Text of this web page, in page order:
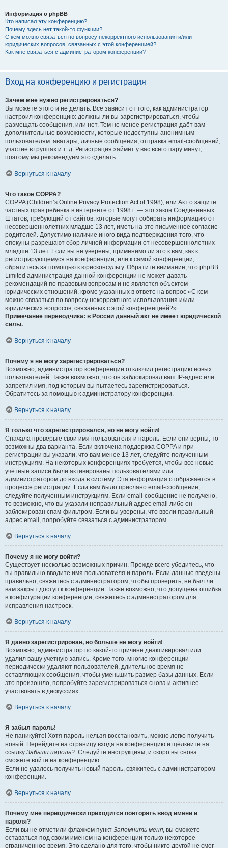
Информация о phpBB
Кто написал эту конференцию?
Почему здесь нет такой-то функции?
С кем можно связаться по вопросу некорректного использования и/или
юридических вопросов, связанных с этой конференцией?
Как мне связаться с администратором конференции?
Вход на конференцию и регистрация
Зачем мне нужно регистрироваться?
Вы можете этого и не делать. Всё зависит от того, как администратор
настроил конференцию: должны ли вы зарегистрироваться, чтобы
размещать сообщения, или нет. Тем не менее регистрация даёт вам
дополнительные возможности, которые недоступны анонимным
пользователям: аватары, личные сообщения, отправка email-сообщений,
участие в группах и т. д. Регистрация займёт у вас всего пару минут,
поэтому мы рекомендуем это сделать.
Вернуться к началу
Что такое COPPA?
COPPA (Children’s Online Privacy Protection Act of 1998), или Акт о защите
частных прав ребёнка в интернете от 1998 г. — это закон Соединённых
Штатов, требующий от сайтов, которые могут собирать информацию от
несовершеннолетних младше 13 лет, иметь на это письменное согласие
родителей. Допустимо наличие иного вида подтверждения того, что
опекуны разрешают сбор личной информации от несовершеннолетних
младше 13 лет. Если вы не уверены, применимо ли это к вам, как к
регистрирующемуся на конференции, или к самой конференции,
обратитесь за помощью к юрисконсульту. Обратите внимание, что phpBB
Limited администрация данной конференции не может давать
рекомендаций по правовым вопросам и не является объектом
юридических отношений, кроме указанных в ответе на вопрос «С кем
можно связаться по вопросу некорректного использования и/или
юридических вопросов, связанных с этой конференцией?».
Примечание переводчика: в России данный акт не имеет юридической
силы..
Вернуться к началу
Почему я не могу зарегистрироваться?
Возможно, администратор конференции отключил регистрацию новых
пользователей. Также возможно, что он заблокировал ваш IP-адрес или
запретил имя, под которым вы пытаетесь зарегистрироваться.
Обратитесь за помощью к администратору конференции.
Вернуться к началу
Я только что зарегистрировался, но не могу войти!
Сначала проверьте свои имя пользователя и пароль. Если они верны, то
возможны два варианта. Если включена поддержка COPPA и при
регистрации вы указали, что вам менее 13 лет, следуйте полученным
инструкциям. На некоторых конференциях требуется, чтобы все новые
учётные записи были активированы пользователями или
администратором до входа в систему. Эта информация отображается в
процессе регистрации. Если вам было прислано email-сообщение,
следуйте полученным инструкциям. Если email-сообщение не получено,
то возможно, что вы указали неправильный адрес email либо он
заблокирован спам-фильтром. Если вы уверены, что ввели правильный
адрес email, попробуйте связаться с администратором.
Вернуться к началу
Почему я не могу войти?
Существует несколько возможных причин. Прежде всего убедитесь, что
вы правильно вводите имя пользователя и пароль. Если данные введены
правильно, свяжитесь с администратором, чтобы проверить, не был ли
вам закрыт доступ к конференции. Также возможно, что допущена ошибка
в конфигурации конференции, свяжитесь с администратором для
исправления настроек.
Вернуться к началу
Я давно зарегистрирован, но больше не могу войти!
Возможно, администратор по какой-то причине деактивировал или
удалил вашу учётную запись. Кроме того, многие конференции
периодически удаляют пользователей, длительное время не
оставляющих сообщения, чтобы уменьшить размер базы данных. Если
это произошло, попробуйте зарегистрироваться снова и активнее
участвовать в дискуссиях.
Вернуться к началу
Я забыл пароль!
Не паникуйте! Хотя пароль нельзя восстановить, можно легко получить
новый. Перейдите на страницу входа на конференцию и щёлкните на
ссылку Забыли пароль?. Следуйте инструкциям, и скоро вы снова
сможете войти на конференцию.
Если не удалось получить новый пароль, свяжитесь с администратором
конференции.
Вернуться к началу
Почему мне периодически приходится повторять ввод имени и
пароля?
Если вы не отметили флажком пункт Запомнить меня, вы сможете
оставаться под своим именем на конференции только некоторое
ограниченное время. Это сделано для того, чтобы никто другой не смог